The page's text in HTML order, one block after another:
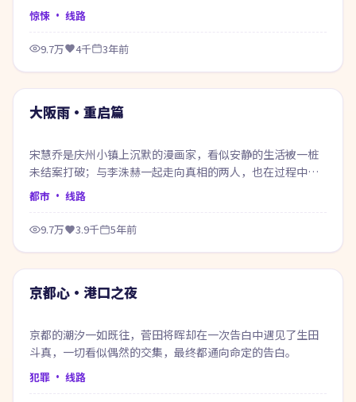
惊悚 · 线路
9.7万 4千 3年前
热门
大阪雨·重启篇
宋慧乔是庆州小镇上沉默的漫画家，看似安静的生活被一桩
未结案打破；与李洙赫一起走向真相的两人，也在过程中重
新认识自己。
都市 · 线路
9.7万 3.9千 5年前
热门
京都心·港口之夜
京都的潮汐一如既往，菅田将晖却在一次告白中遇见了生田
斗真，一切看似偶然的交集，最终都通向命定的告白。
犯罪 · 线路